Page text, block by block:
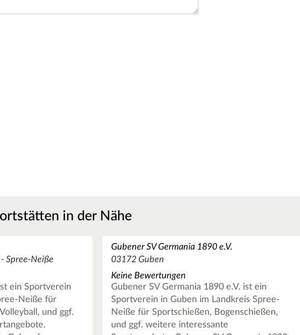
in der Nähe
Spree-Neiße
ein Sportverein
Neiße für
und ggf.
Gubener SV Germania 1890 e.V.
03172 Guben
Keine Bewertungen
Gubener SV Germania 1890 e.V. ist ein
Sportverein in Guben im Landkreis Spree-
Neiße für Sportschießen, Bogenschießen,
und ggf. weitere interessante